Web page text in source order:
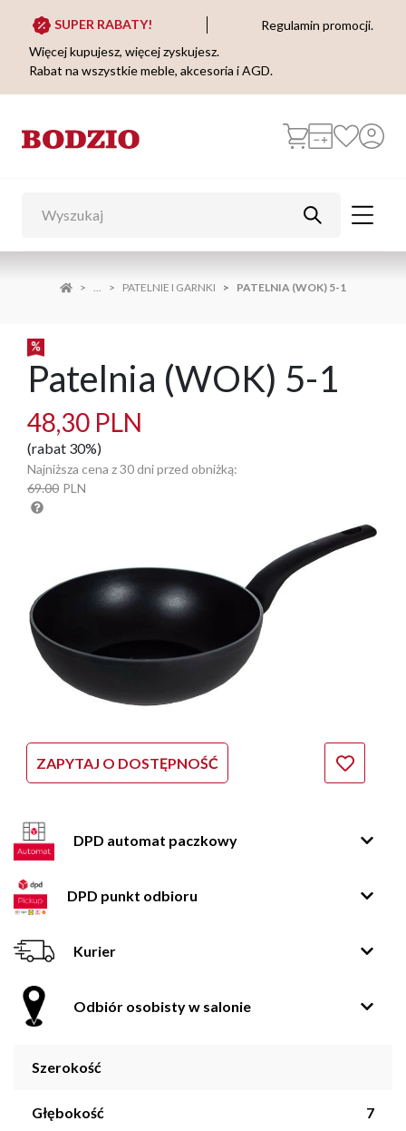
SUPER RABATY!
Regulamin promocji.
Więcej kupujesz, więcej zyskujesz.
Rabat na wszystkie meble, akcesoria i AGD.
... PATELNIE I GARNKI PATELNIA (WOK) 5-1
Patelnia (WOK) 5-1
48,30 PLN
(rabat 30%)
Najniższa cena z 30 dni przed obniżką:
69.00 PLN
ZAPYTAJ O DOSTĘPNOŚĆ
DPD automat paczkowy
DPD punkt odbioru
Kurier
Odbiór osobisty w salonie
Szerokość
Głębokość 7